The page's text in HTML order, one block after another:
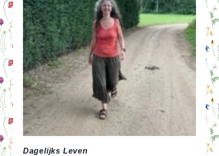
Dagelijks Leven